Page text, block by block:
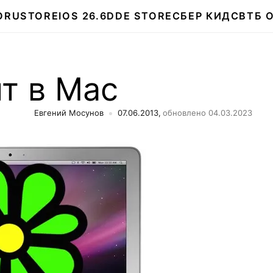
RUSTOREIOS 26.6DDE STORE СБЕР КИДСВТБ
в Mac
Евгений Мосунов 07.06.2013, обновлено 04.03.2023